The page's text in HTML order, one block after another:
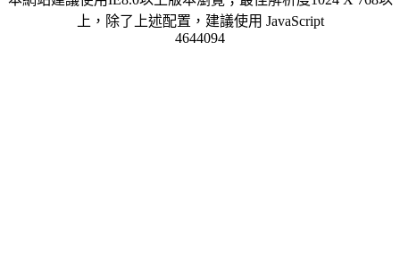
上，除了上述配置，建議使用 JavaScript
4644094